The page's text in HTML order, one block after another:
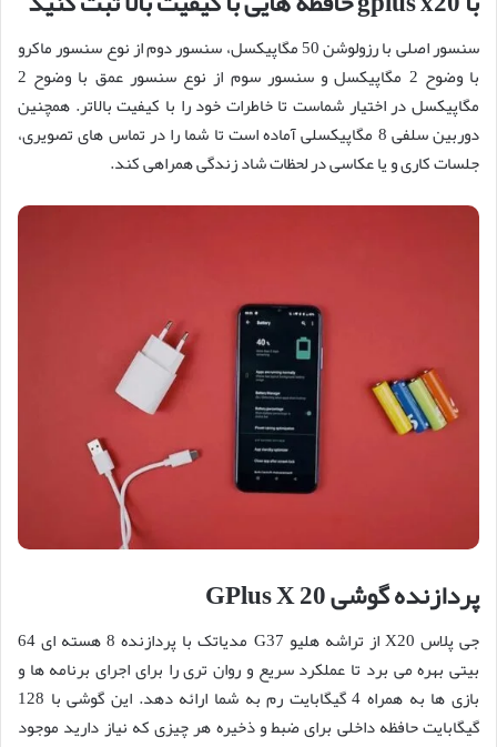
سنسور اصلی با رزولوشن 50 مگاپیکسل، سنسور دوم از نوع سنسور ماکرو
با وضوح 2 مگاپیکسل و سنسور سوم از نوع سنسور عمق با وضوح 2
مگاپیکسل در اختیار شماست تا خاطرات خود را با کیفیت بالاتر. همچنین
دوربین سلفی 8 مگاپیکسلی آماده است تا شما را در تماس های تصویری،
جلسات کاری و یا عکاسی در لحظات شاد زندگی همراهی کند.
پردازنده گوشی GPlus X 20
جی پلاس X20 از تراشه هلیو G37 مدیاتک با پردازنده 8 هسته ای 64
بیتی بهره می برد تا عملکرد سریع و روان تری را برای اجرای برنامه ها و
بازی ها به همراه 4 گیگابایت رم به شما ارائه دهد. این گوشی با 128
گیگابایت حافظه داخلی برای ضبط و ذخیره هر چیزی که نیاز دارید موجود